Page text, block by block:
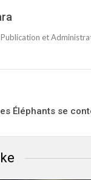
et
Éléphants se